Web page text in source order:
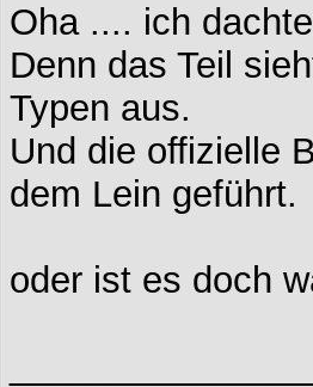
Oha .... ich
Denn das Teil
Typen aus.
Und die offizielle
dem Lein geführt.
oder ist es doch